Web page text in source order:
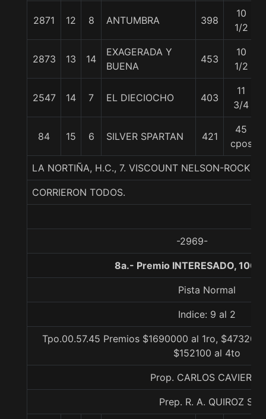
2871 12 8 ANTUMBRA 398
10
1/2
2873 13 14
EXAGERADA Y
BUENA
453
10
1/2
2547 14 7 EL DIECIOCHO 403
11
3/4
84 15 6 SILVER SPARTAN 421
45
cpos
LA NORTIÑA, H.C., 7. VISCOUNT NELSON-ROCK
CORRIERON TODOS.
-2969-
8a.- Premio INTERESADO,
Pista Normal
Indice: 9 al 2
Tpo.00.57.45 Premios $1690000 al 1ro,
$152100 al 4to
Prop. CARLOS CAVIERES
Prep. R. A. QUIROZ S.